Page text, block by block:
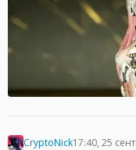
CryptoNick17:40, 25